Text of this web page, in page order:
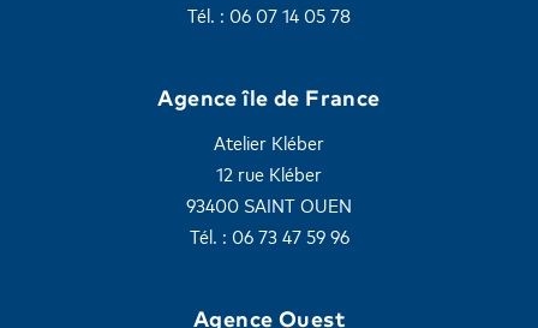
Tél. : 06 07 14 05 78
Agence île de France
Atelier Kléber
12 rue Kléber
93400 SAINT OUEN
Tél. : 06 73 47 59 96
Agence Ouest